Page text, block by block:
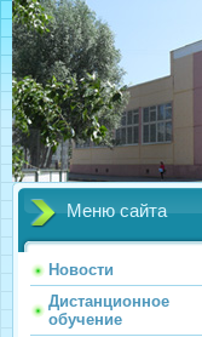
Меню сайта
Новости
Дистанционное
обучение